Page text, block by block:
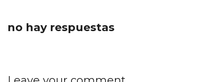
no hay respuestas